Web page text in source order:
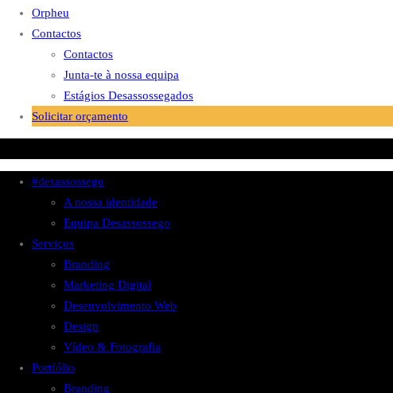
Orpheu
Contactos
Contactos
Junta-te à nossa equipa
Estágios Desassossegados
Solicitar orçamento
#desassossego
A nossa identidade
Equipa Desassossego
Serviços
Branding
Marketing Digital
Desenvolvimento Web
Design
Vídeo & Fotografia
Portfólio
Branding